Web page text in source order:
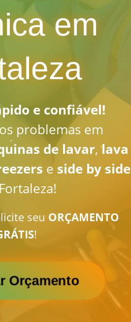
em
e confiável!
problemas em
de lavar,lava
e side by side
seu ORÇAMENTO
!
Orçamento